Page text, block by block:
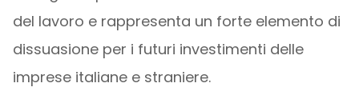
del lavoro e rappresenta un forte elemento di
dissuasione per i futuri investimenti delle
imprese italiane e straniere.